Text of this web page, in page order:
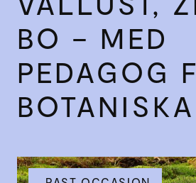
BO – MED
PEDAGOG
BOTANISKA